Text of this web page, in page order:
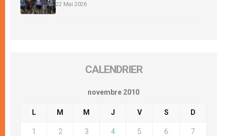
22 Mai 2026
CALENDRIER
novembre 2010
L M M J V S D
1 2 3 4 5 6 7